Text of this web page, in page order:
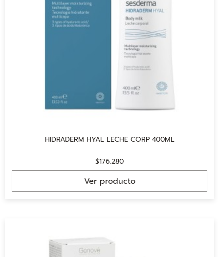
HIDRADERM HYAL LECHE CORP 400ML
$176.280
Ver producto